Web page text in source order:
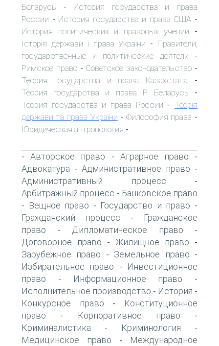
Беларусь - История государства и права
России - История государства и права США -
История политических и правовых учений -
Історія держави і права України - Правители,
государственные и политические деятели -
Римское право- Советское законодательство -
Теория государства и права Казахстана -
Теория государства и права Р. Беларусь -
Теория государства и права России - Теорія
держави та права України - Философия права -
Юридическая антропология -
-Авторское право - Аграрное право -
Адвокатура - Административное право -
Административный процесс -
Арбитражный процесс - Банковское право
- Вещное право - Государство и право -
Гражданский процесс -
Гражданское
право - Дипломатическое право -
Договорное право - Жилищное право -
Зарубежное право - Земельное право -
Избирательное право -
Инвестиционное
право - Информационное право -
Исполнительное производство - История -
Конкурсное право -
Конституционное
право - Корпоративное право -
Криминалистика - Криминология -
Медицинское право -
Международное